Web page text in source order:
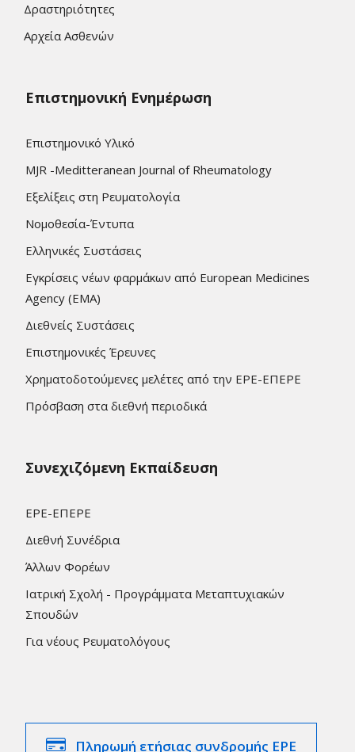
Δραστηριότητες
Αρχεία Ασθενών
Επιστημονική Ενημέρωση
Επιστημονικό Υλικό
MJR -Meditteranean Journal of Rheumatology
Εξελίξεις στη Ρευματολογία
Νομοθεσία-Έντυπα
Ελληνικές Συστάσεις
Εγκρίσεις νέων φαρμάκων από European Medicines
Agency (EMA)
Διεθνείς Συστάσεις
Επιστημονικές Έρευνες
Χρηματοδοτούμενες μελέτες από την ΕΡΕ-ΕΠΕΡΕ
Πρόσβαση στα διεθνή περιοδικά
Συνεχιζόμενη Εκπαίδευση
ΕΡΕ-ΕΠΕΡΕ
Διεθνή Συνέδρια
Άλλων Φορέων
Ιατρική Σχολή - Προγράμματα Μεταπτυχιακών
Σπουδών
Για νέους Ρευματολόγους
Πληρωμή ετήσιας συνδρομής ΕΡΕ